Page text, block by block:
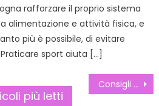
rafforzare il proprio sistema
alimentazione e attività fisica, e
più è possibile, di evitare
sport aiuta […]
Consigli per arredare la cucina
più letti